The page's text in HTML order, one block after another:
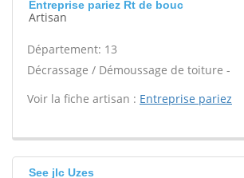
Entreprise pariez Rt de bouc
Artisan
Département: 13
Décrassage / Démoussage de toiture -
Voir la fiche artisan : Entreprise pariez
See jlc Uzes